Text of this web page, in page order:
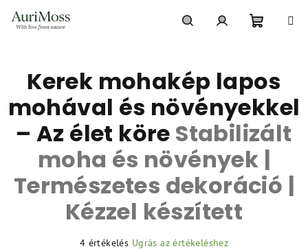
Kerek mohakép lapos
mohával és növényekkel
– Az élet köre Stabilizált
moha és növények |
Természetes dekoráció |
Kézzel készített
A
4 értékelés Ugrás az értékeléshez